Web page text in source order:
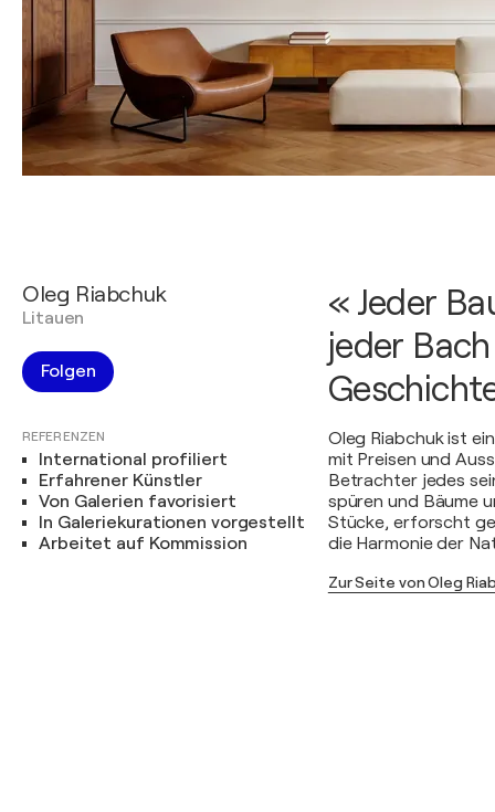
Oleg Riabchuk
Litauen
Folgen
REFERENZEN
International profiliert
Erfahrener Künstler
Von Galerien favorisiert
In Galeriekurationen vorgestellt
Arbeitet auf Kommission
« Jeder
jeder
Oleg Riabchuk ist
mit Preisen und
Betrachter jedes
spüren und Bäume
Stücke, erforscht
die Harmonie der
Zur Seite von Oleg